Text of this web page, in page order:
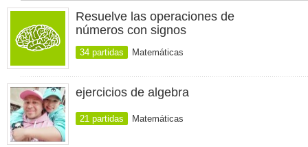
Resuelve las operaciones de
números con signos
34 partidas Matemáticas
ejercicios de algebra
21 partidas Matemáticas